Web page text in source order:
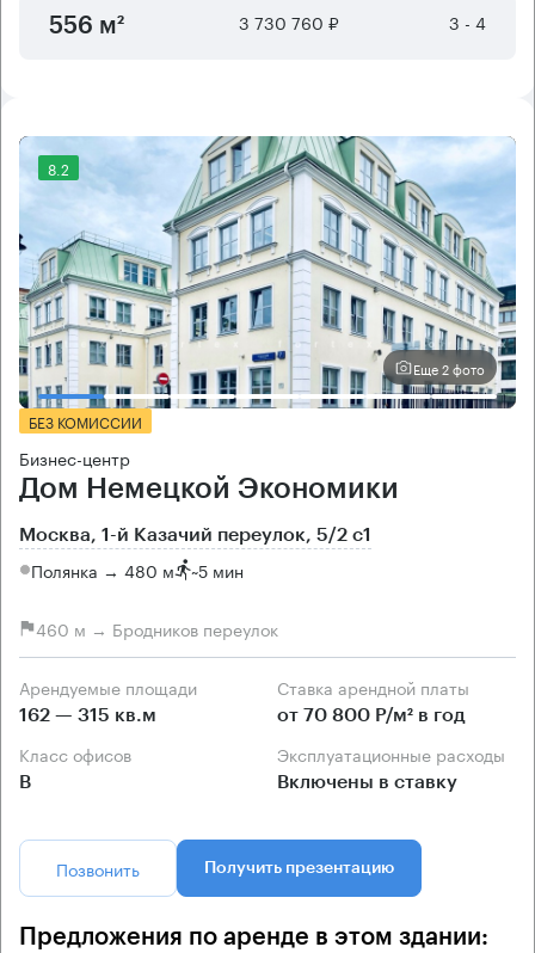
556 м² 3 730 760 ₽ 3 - 4
8.2
Еще 2 фото
БЕЗ КОМИССИИ
Бизнес-центр
Дом Немецкой Экономики
Москва, 1-й Казачий переулок, 5/2 с1
Полянка → 480 м ~5 мин
460 м → Бродников переулок
Арендуемые площади
162 — 315 кв.м
Ставка арендной платы
от 70 800 Р/м² в год
Класс офисов
B
Эксплуатационные расходы
Включены в ставку
Позвонить Получить презентацию
Предложения по аренде в этом здании: